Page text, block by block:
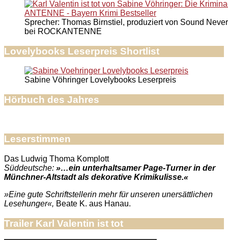
Sprecher: Thomas Birnstiel, produziert von Sound
bei ROCKANTENNE
Lovelybooks Leserpreis Shortlist
Sabine Vöhringer Lovelybooks Leserpreis
Hörbuch des Jahres
Leserstimmen
Das Ludwig Thoma Komplott
Süddeutsche: »…ein unterhaltsamer Page-Turner in der
Münchner-Altstadt als dekorative Krimikulisse.«
»Eine gute Schriftstellerin mehr für unseren unersättlichen
Lesehunger«, Beate K. aus Hanau.
Trailer Karl Valentin ist tot